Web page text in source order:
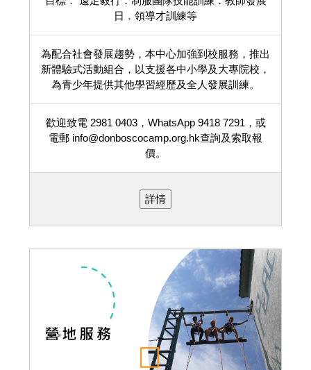
日．領導才訓練等
為配合社會發展趨勢，本中心加強到校服務，推出
新體驗式活動組合，以支援各中小學及大專院校，
為青少年提供其他學習經歷及全人發展訓練。
歡迎致電 2981 0403，WhatsApp 9418 7291，或
電郵 info@donboscocamp.org.hk查詢及索取報
價。
詳情